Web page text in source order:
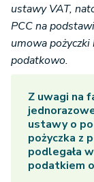
ustawy VAT,
PCC na
umowa
podatkowo.
Z uwagi na
ustawy o
pożyczka z
podlegała
podatkiem